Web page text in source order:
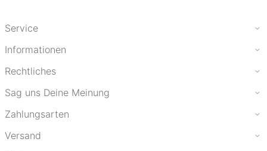
Service
Informationen
Rechtliches
Sag uns Deine Meinung
Zahlungsarten
Versand